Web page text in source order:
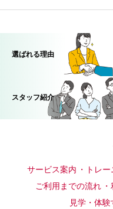
選ばれる理由
スタッフ紹介
サービス案内 トレ
ご利用までの流れ
見学・体験